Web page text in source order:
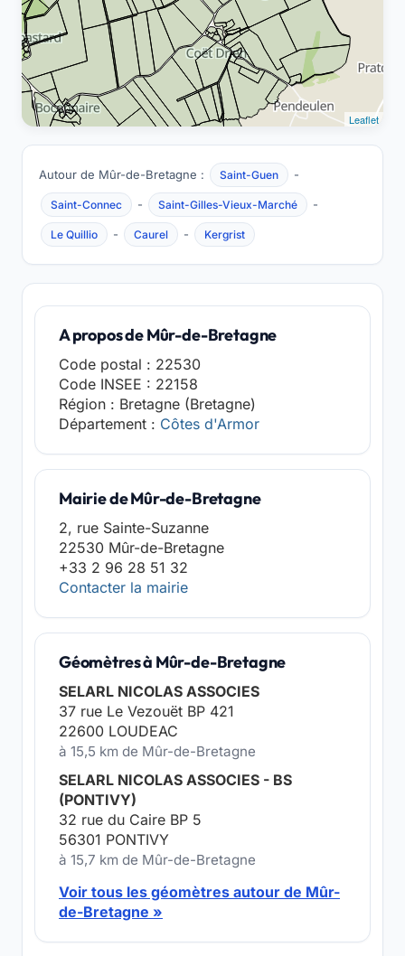
Leaflet
Autour de Mûr-de-Bretagne : Saint-Guen -
Saint-Connec - Saint-Gilles-Vieux-Marché -
Le Quillio - Caurel - Kergrist
A propos de Mûr-de-Bretagne
Code postal : 22530
Code INSEE : 22158
Région : Bretagne (Bretagne)
Département : Côtes d'Armor
Mairie de Mûr-de-Bretagne
2, rue Sainte-Suzanne
22530 Mûr-de-Bretagne
+33 2 96 28 51 32
Contacter la mairie
Géomètres à Mûr-de-Bretagne
SELARL NICOLAS ASSOCIES
37 rue Le Vezouët BP 421
22600 LOUDEAC
à 15,5 km de Mûr-de-Bretagne
SELARL NICOLAS ASSOCIES - BS
(PONTIVY)
32 rue du Caire BP 5
56301 PONTIVY
à 15,7 km de Mûr-de-Bretagne
Voir tous les géomètres autour de Mûr-
de-Bretagne »